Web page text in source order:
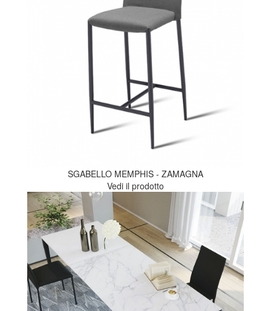
SGABELLO MEMPHIS - ZAMAGNA
Vedi il prodotto